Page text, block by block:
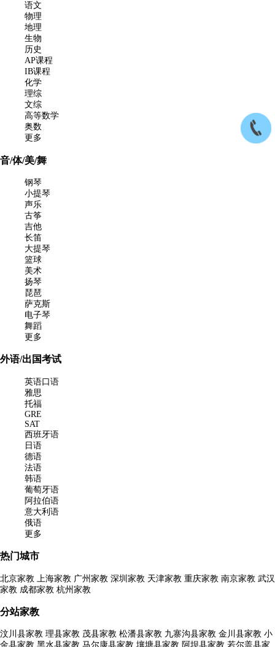
语文
物理
地理
生物
历史
AP课程
IB课程
化学
理综
文综
高等数学
奥数
更多
音/体/美/舞
钢琴
小提琴
声乐
古筝
吉他
长笛
大提琴
篮球
美术
扬琴
琵琶
萨克斯
电子琴
舞蹈
更多
外语/出国考试
英语口语
雅思
托福
GRE
SAT
西班牙语
日语
德语
法语
韩语
葡萄牙语
阿拉伯语
意大利语
俄语
更多
热门城市
北京家教 上海家教 广州家教 深圳家教 天津家教 重庆家教 南京家教 武汉
家教 成都家教 杭州家教
分站家教
汶川县家教 理县家教 茂县家教 松潘县家教 九寨沟县家教 金川县家教 小
金县家教 黑水县家教 马尔康县家教 壤塘县家教 阿坝县家教 若尔盖县家